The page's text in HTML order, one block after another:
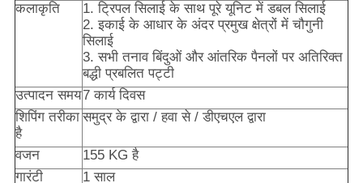
कलाकृति
1. ट्रिपल सिलाई के साथ पूरे यूनिट में डबल सिलाई
2. इकाई के आधार के अंदर प्रमुख क्षेत्रों में चौगुनी
सिलाई
3. सभी तनाव बिंदुओं और आंतरिक पैनलों पर अतिरिक्त
बद्धी प्रबलित पट्टी
उत्पादन समय7 कार्य दिवस
शिपिंग तरीका
है
समुद्र के द्वारा / हवा से / डीएचएल द्वारा
वजन
155 KG है
गारंटी
1 साल